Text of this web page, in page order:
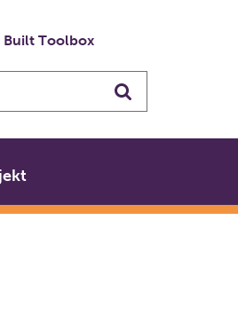
Built Toolbox
Sök